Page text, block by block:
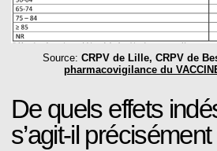
Source: CRPV de Lille, CRPV de
pharmacovigilance du
De quels effets
s’agit-il